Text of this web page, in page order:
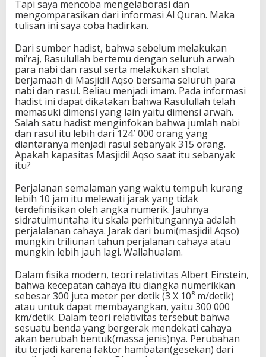
Tapi saya mencoba mengelaborasi dan
mengomparasikan dari informasi Al Quran. Maka
tulisan ini saya coba hadirkan.
Dari sumber hadist, bahwa sebelum melakukan
mi’raj, Rasulullah bertemu dengan seluruh arwah
para nabi dan rasul serta melakukan sholat
berjamaah di Masjidil Aqso bersama seluruh para
nabi dan rasul. Beliau menjadi imam. Pada informasi
hadist ini dapat dikatakan bahwa Rasulullah telah
memasuki dimensi yang lain yaitu dimensi arwah.
Salah satu hadist menginfokan bahwa jumlah nabi
dan rasul itu lebih dari 124′ 000 orang yang
diantaranya menjadi rasul sebanyak 315 orang.
Apakah kapasitas Masjidil Aqso saat itu sebanyak
itu?
Perjalanan semalaman yang waktu tempuh kurang
lebih 10 jam itu melewati jarak yang tidak
terdefinisikan oleh angka numerik. Jauhnya
sidratulmuntaha itu skala perhitungannya adalah
perjalalanan cahaya. Jarak dari bumi(masjidil Aqso)
mungkin triliunan tahun perjalanan cahaya atau
mungkin lebih jauh lagi. Wallahualam.
Dalam fisika modern, teori relativitas Albert Einstein,
bahwa kecepatan cahaya itu diangka numerikkan
sebesar 300 juta meter per detik (3 X 10⁸ m/detik)
atau untuk dapat membayangkan, yaitu 300 000
km/detik. Dalam teori relativitas tersebut bahwa
sesuatu benda yang bergerak mendekati cahaya
akan berubah bentuk(massa jenis)nya. Perubahan
itu terjadi karena faktor hambatan(gesekan) dari